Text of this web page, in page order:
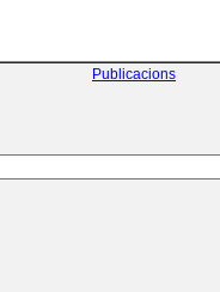
Publicacions